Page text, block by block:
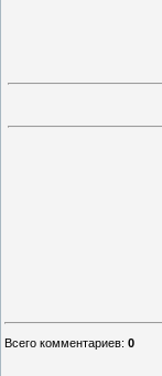
Всего комментариев: 0